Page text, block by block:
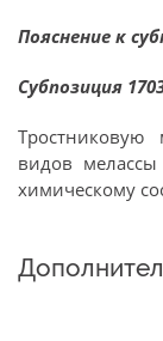
Пояснение к
Субпозиция
видов
химическому